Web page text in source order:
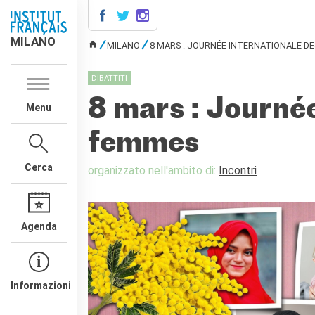
MILANO
Menu
Cerca
Agenda
Informazioni
MILANO
AGENDA
CORSI DI FRANCESE
Corsi quadrimestrali e annuali
di francese
francese
ragazzi
Corsi individuali
Ateliers tematici
Corsi di preparazione
DELF/DALF
Corsi su piattaforma
Corsi per le scuole
MILANO 8 MARS : JOURNÉE INTERNATIONALE
DIBATTITI
8 mars :
femmes
organizzato nell'ambito di: Incontri